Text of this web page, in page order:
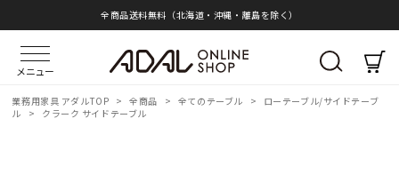
全商品送料無料（北海道・沖縄・離島を除く）
メニュー
業務用家具 アダルTOP > 全商品 > 全てのテーブル >
ローテーブル/サイドテーブ
ル
> クラーク サイドテーブル